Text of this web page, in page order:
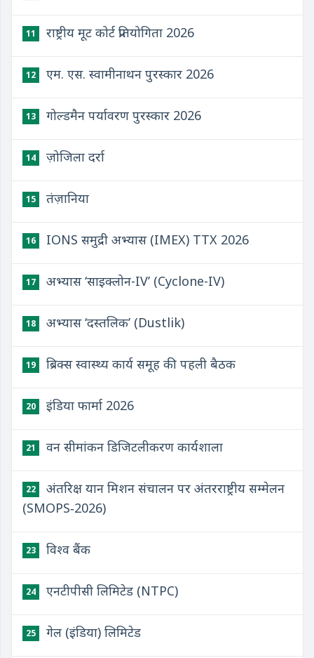
11 राष्ट्रीय मूट कोर्ट प्रतियोगिता 2026
12 एम. एस. स्वामीनाथन पुरस्कार 2026
13 गोल्डमैन पर्यावरण पुरस्कार 2026
14 ज़ोजिला दर्रा
15 तंज़ानिया
16 IONS समुद्री अभ्यास (IMEX) TTX 2026
17 अभ्यास ‘साइक्लोन-IV’ (Cyclone-IV)
18 अभ्यास ‘दस्तलिक’ (Dustlik)
19 ब्रिक्स स्वास्थ्य कार्य समूह की पहली बैठक
20 इंडिया फार्मा 2026
21 वन सीमांकन डिजिटलीकरण कार्यशाला
22
अंतरिक्ष यान मिशन संचालन पर अंतरराष्ट्रीय सम्मेलन
(SMOPS‑2026)
23 विश्व बैंक
24 एनटीपीसी लिमिटेड (NTPC)
25 गेल (इंडिया) लिमिटेड